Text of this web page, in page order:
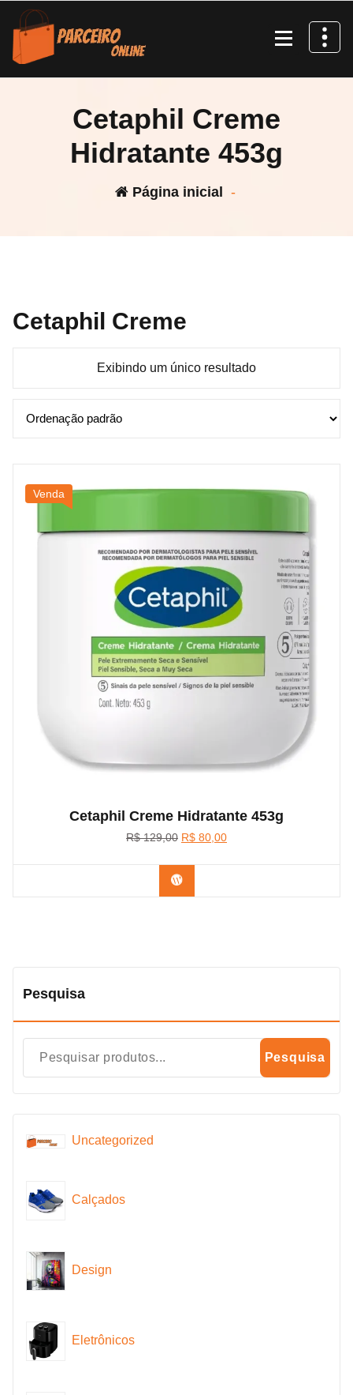
Pular
para
conteúdo
Cetaphil Creme
Hidratante 453g
Página inicial -
Cetaphil Creme
Exibindo um único resultado
Venda
Cetaphil Creme Hidratante 453g
R$129,00 O
original
era:
R$ 129,00.
R$ 80,00O
Confira na Shopee
Pesquisa
Pesquisa
Uncategorized
Calçados
Design
Eletrônicos